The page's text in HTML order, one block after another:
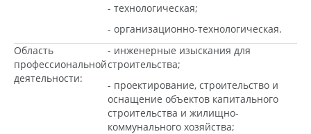
- технологическая;
- организационно-технологическая.
Область
профессиональной
деятельности:
- инженерные изыскания для
строительства;
- проектирование, строительство и
оснащение объектов капитального
строительства и жилищно-
коммунального хозяйства;